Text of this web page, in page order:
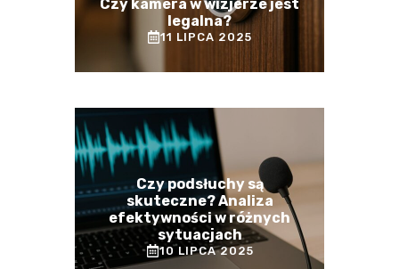
Czy kamera w wizjerze jest
legalna?
11 LIPCA 2025
Czy podsłuchy są
skuteczne? Analiza
efektywności w różnych
sytuacjach
10 LIPCA 2025